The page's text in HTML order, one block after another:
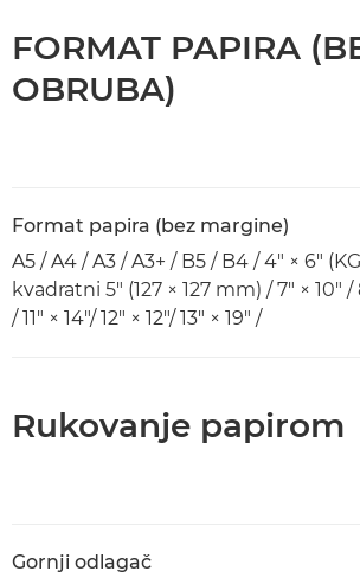
FORMAT PAPIRA
OBRUBA)
Format papira (bez margine)
A5 / A4 / A3 / A3+ / B5 / B4 / 4" × 6"
kvadratni 5" (127 × 127 mm) / 7" × 10" /
/ 11" × 14"/ 12" × 12"/ 13" × 19" /
Rukovanje papirom
Gornji odlagač